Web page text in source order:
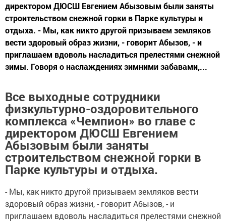
директором ДЮСШ Евгением Абызовым были заняты
строительством снежной горки в Парке культуры и
отдыха. - Мы, как никто другой призываем земляков
вести здоровый образ жизни, - говорит Абызов, - и
приглашаем вдоволь насладиться прелестями снежной
зимы. Говоря о наслаждениях зимними забавами,...
Все выходные сотрудники
физкультурно-оздоровительного
комплекса «Чемпион» во главе с
директором ДЮСШ Евгением
Абызовым были заняты
строительством снежной горки в
Парке культуры и отдыха.
- Мы, как никто другой призываем земляков вести
здоровый образ жизни, - говорит Абызов, - и
приглашаем вдоволь насладиться прелестями снежной